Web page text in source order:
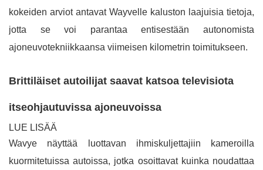
kokeiden arviot antavat Wayvelle kaluston laajuisia tietoja,
jotta se voi parantaa entisestään autonomista
ajoneuvotekniikkaansa viimeisen kilometrin toimitukseen.
Brittiläiset autoilijat saavat katsoa televisiota
itseohjautuvissa ajoneuvoissa
LUE LISÄÄ
Wavye näyttää luottavan ihmiskuljettajiin kameroilla
kuormitetuissa autoissa, jotka osoittavat kuinka noudattaa